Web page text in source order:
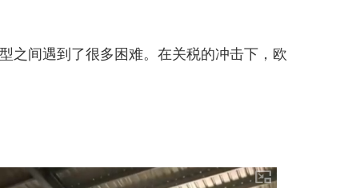
间遇到了很多困难。在关税的冲击下，欧